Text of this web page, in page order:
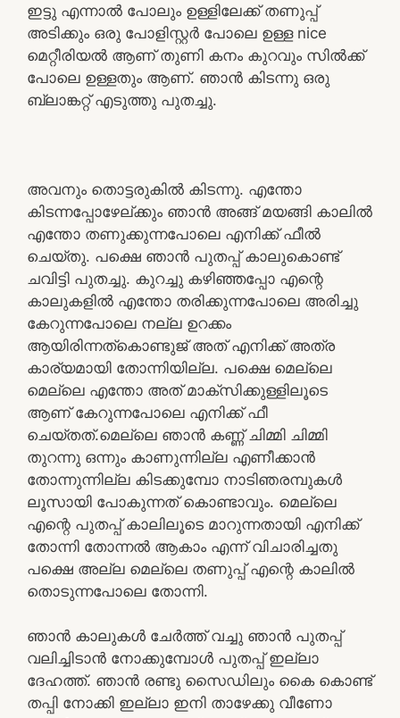
ഇട്ടു എന്നാൽ പോലും ഉള്ളിലേക്ക് തണുപ്പ്
അടിക്കും ഒരു പോളിസ്റ്റർ പോലെ ഉള്ള nice
മെറ്റീരിയൽ ആണ് തുണി കനം കുറവും സിൽക്ക്
പോലെ ഉള്ളതും ആണ്. ഞാൻ കിടന്നു ഒരു
ബ്ലാങ്കറ്റ് എടുത്തു പുതച്ചു.
അവനും തൊട്ടരുകിൽ കിടന്നു. എന്തോ
കിടന്നപ്പോഴേല്ക്കും ഞാൻ അങ്ങ് മയങ്ങി കാലിൽ
എന്തോ തണുക്കുന്നപോലെ എനിക്ക് ഫീൽ
ചെയ്തു. പക്ഷെ ഞാൻ പുതപ്പ് കാലുകൊണ്ട്
ചവിട്ടി പുതച്ചു. കുറച്ചു കഴിഞ്ഞപ്പോ എന്റെ
കാലുകളിൽ എന്തോ തരിക്കുന്നപോലെ അരിച്ചു
കേറുന്നപോലെ നല്ല ഉറക്കം
ആയിരിന്നത്കൊണ്ടുജ് അത് എനിക്ക് അത്ര
കാര്യമായി തോന്നിയില്ല. പക്ഷെ മെല്ലെ
മെല്ലെ എന്തോ അത് മാക്സിക്കുള്ളിലൂടെ
ആണ് കേറുന്നപോലെ എനിക്ക് ഫീ
ചെയ്തത്.മെല്ലെ ഞാൻ കണ്ണ് ചിമ്മി ചിമ്മി
തുറന്നു ഒന്നും കാണുന്നില്ല എണീക്കാൻ
തോന്നുന്നില്ല കിടക്കുമ്പോ നാടിഞരമ്പുകൾ
ലൂസായി പോകുന്നത് കൊണ്ടാവും. മെല്ലെ
എന്റെ പുതപ്പ് കാലിലൂടെ മാറുന്നതായി എനിക്ക്
തോന്നി തോന്നൽ ആകാം എന്ന് വിചാരിച്ചതു
പക്ഷെ അല്ല മെല്ലെ തണുപ്പ് എന്റെ കാലിൽ
തൊടുന്നപോലെ തോന്നി.
ഞാൻ കാലുകൾ ചേർത്ത് വച്ചു ഞാൻ പുതപ്പ്
വലിച്ചിടാൻ നോക്കുമ്പോൾ പുതപ്പ് ഇല്ലാ
ദേഹത്ത്. ഞാൻ രണ്ടു സൈഡിലും കൈ കൊണ്ട്
തപ്പി നോക്കി ഇല്ലാ ഇനി താഴേക്കു വീണോ